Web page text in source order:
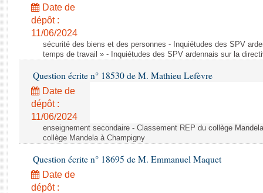
Date de
dépôt :
11/06/2024
sécurité des biens et des personnes - Inquiétudes des SPV
temps de travail » - Inquiétudes des SPV ardennais sur la
Question écrite n° 18530 de M. Mathieu Lefèvre
Date de
dépôt :
11/06/2024
enseignement secondaire - Classement REP du collège
collège Mandela à Champigny
Question écrite n° 18695 de M. Emmanuel Maquet
Date de
dépôt :